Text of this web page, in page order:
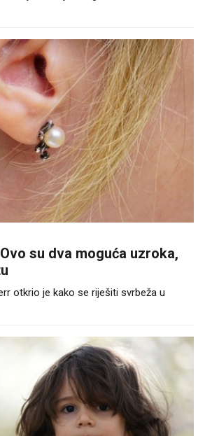
su dva moguća uzroka,
otkrio je kako se riješiti svrbeža u